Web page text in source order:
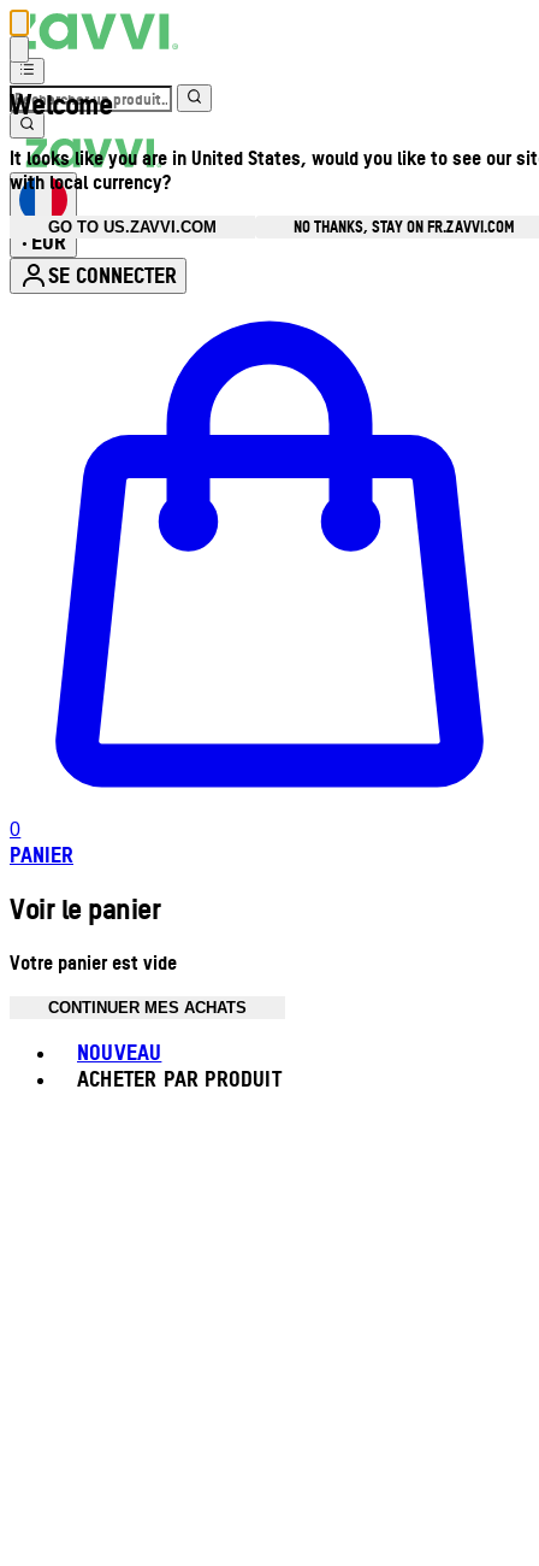
Welcome
It looks like you are in United States, would you like to see our
with local currency?
GO TO US.ZAVVI.COM
NO THANKS, STAY ON FR.ZAVVI.COM
• EUR
SE CONNECTER
0
PANIER
Voir le panier
Votre panier est vide
CONTINUER MES ACHATS
NOUVEAU
ACHETER PAR PRODUIT